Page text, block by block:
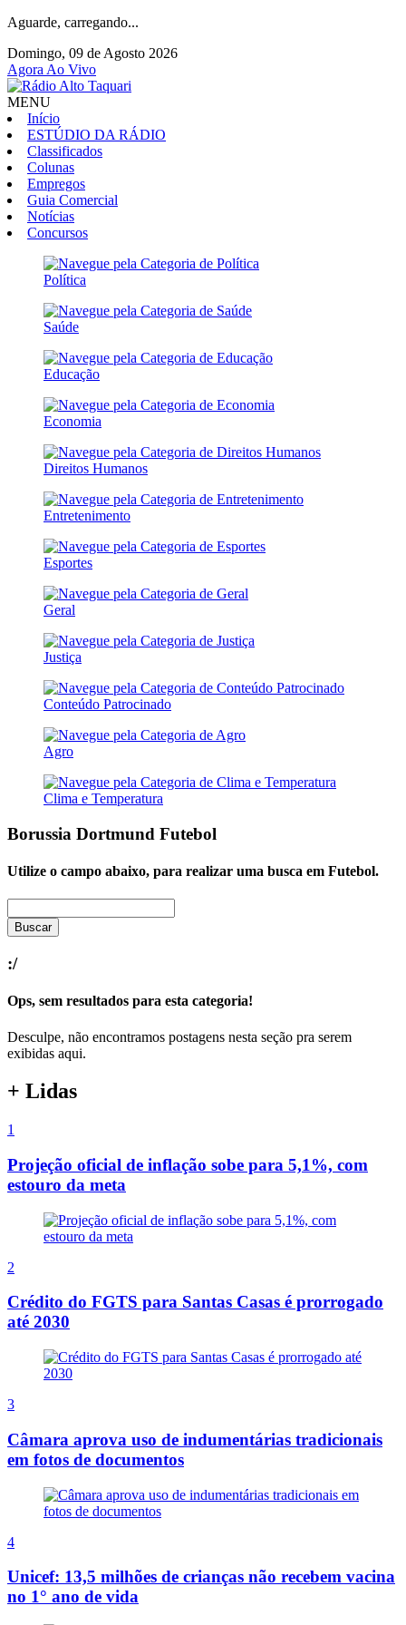
Aguarde, carregando...
Domingo, 09 de Agosto 2026
Agora Ao Vivo
MENU
Início
ESTÚDIO DA RÁDIO
Classificados
Colunas
Empregos
Guia Comercial
Notícias
Concursos
Política
Saúde
Educação
Economia
Direitos Humanos
Entretenimento
Esportes
Geral
Justiça
Conteúdo Patrocinado
Agro
Clima e Temperatura
Borussia Dortmund Futebol
Utilize o campo abaixo, para realizar uma busca em Futebol.
Buscar
:/
Ops, sem resultados para esta categoria!
Desculpe, não encontramos postagens nesta seção pra serem
exibidas aqui.
+ Lidas
1
Projeção oficial de inflação sobe para 5,1%, com
estouro da meta
2
Crédito do FGTS para Santas Casas é prorrogado
até 2030
3
Câmara aprova uso de indumentárias tradicionais
em fotos de documentos
4
Unicef: 13,5 milhões de crianças não recebem vacina
no 1° ano de vida